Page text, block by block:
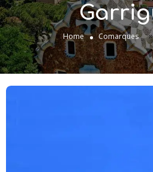
Home Comarques